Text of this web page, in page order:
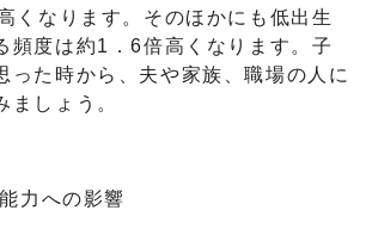
くなります。そのほかにも低出生
頻度は約1．6倍高くなります。子
った時から、夫や家族、職場の人に
ましょう。
力への影響